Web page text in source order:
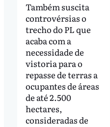
Também suscita
controvérsias o
trecho do PL que
acaba com a
necessidade de
vistoria para o
repasse de terras a
ocupantes de áreas
de até 2.500
hectares,
consideradas de